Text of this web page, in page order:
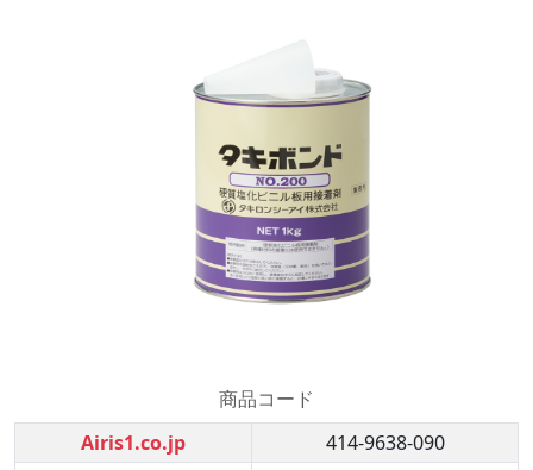
商品コード
Airis1.co.jp
414-9638-090